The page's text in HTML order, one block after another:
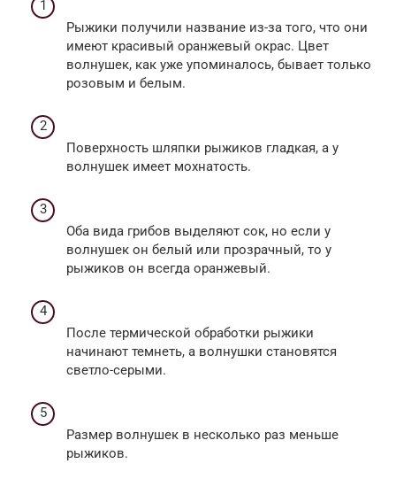
Рыжики получили название из-за того, что они
имеют красивый оранжевый окрас. Цвет
волнушек, как уже упоминалось, бывает только
розовым и белым.
Поверхность шляпки рыжиков гладкая, а у
волнушек имеет мохнатость.
Оба вида грибов выделяют сок, но если у
волнушек он белый или прозрачный, то у
рыжиков он всегда оранжевый.
После термической обработки рыжики
начинают темнеть, а волнушки становятся
светло-серыми.
Размер волнушек в несколько раз меньше
рыжиков.